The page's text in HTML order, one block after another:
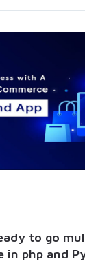
to go
in php and